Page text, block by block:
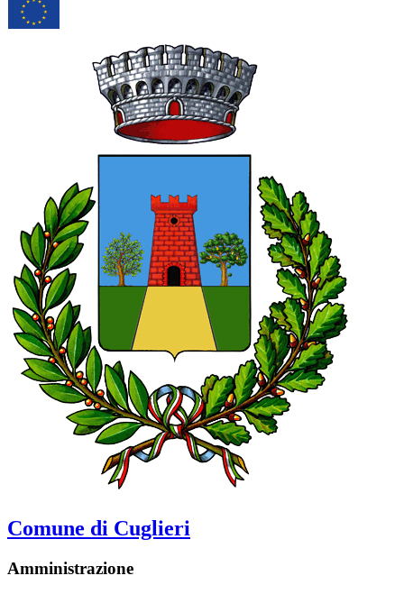
Comune di Cuglieri
Amministrazione